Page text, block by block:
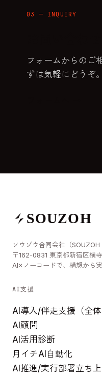
03 — INQUIRY
フォームからのご
ずは気軽にどうぞ。
SOUZOH
ソウゾウ合同会社（SOUZOH
〒162-0831 東京都新宿区横
AI×ノーコードで、構想から
AI支援
AI導入/伴走支援（全体
AI顧問
AI活用診断
月イチAI自動化
AI推進/実行部署立ち